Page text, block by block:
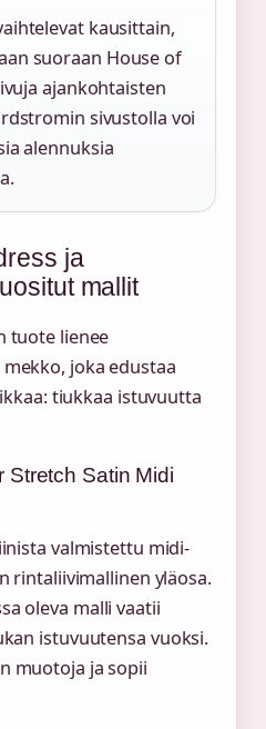
kausittain,
suoraan House of
ajankohtaisten
sivustolla voi
alennuksia
ja
mallit
tuote lienee
joka edustaa
tiukkaa istuvuutta
Stretch Satin Midi
valmistettu midi-
rintaliivimallinen yläosa.
oleva malli vaatii
istuvuutensa vuoksi.
muotoja ja sopii